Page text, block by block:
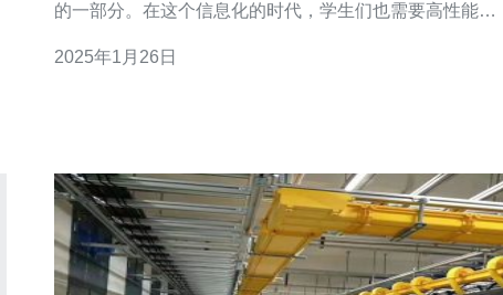
的一部分。在这个信息化的时代，学生们也需要高性能的
正是为了满足这个需求而设立的。 香港华为云学生服务器
2025年1月26日